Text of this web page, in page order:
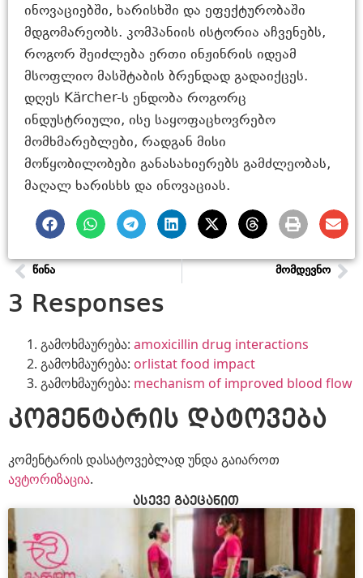
ინოვაციებში, ხარისხში და ეფექტურობაში
მდგომარეობს. კომპანიის ისტორია აჩვენებს,
როგორ შეიძლება ერთი ინჟინრის იდეამ
მსოფლიო მასშტაბის ბრენდად გადაიქცეს.
დღეს Kärcher-ს ენდობა როგორც
ინდუსტრიული, ისე საყოფაცხოვრებო
მომხმარებლები, რადგან მისი
მოწყობილობები განასახიერებს გამძლეობას,
მაღალ ხარისხს და ინოვაციას.
ᲬᲘᲜᲐ ᲛᲝᲛᲓᲔᲕᲜᲝ
3 Responses
გამოხმაურება: amoxicillin drug interactions
გამოხმაურება: orlistat food impact
გამოხმაურება: mechanism of improved blood flow
კომენტარის დატოვება
კომენტარის დასატოვებლად უნდა გაიაროთ
ავტორიზაცია.
ასევე გაეცანით